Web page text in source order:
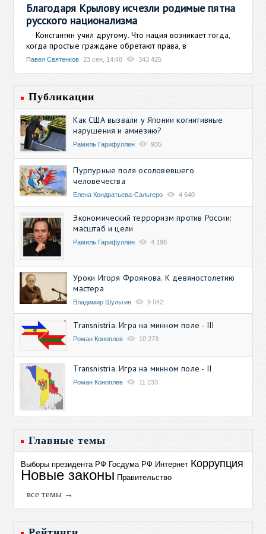
Благодаря Крылову исчезли родимые пятна
русского национализма
Константин учил другому. Что нация возникает тогда,
когда простые граждане обретают права, в
Павел Святенков 23 сен, 14:48 343 425
Публикации
Как США вызвали у Японии когнитивные
нарушения и амнезию?
Рамиль Гарифуллин 935
Пурпурные поля осоловевшего
человечества
Елена Кондратьева-Сальгеро 4 640
Экономический терроризм против России:
масштаб и цели
Рамиль Гарифуллин 4 198
Уроки Игоря Фроянова. К девяностолетию
мастера
Владимир Шульгин 9 042
Transnistria. Игра на минном поле - III
Роман Коноплев 10 273
Transnistria. Игра на минном поле - II
Роман Коноплев 11 233
Главные темы
Выборы президента РФ Госдума РФ Интернет Коррупция
Новые законы Правительство
все темы →